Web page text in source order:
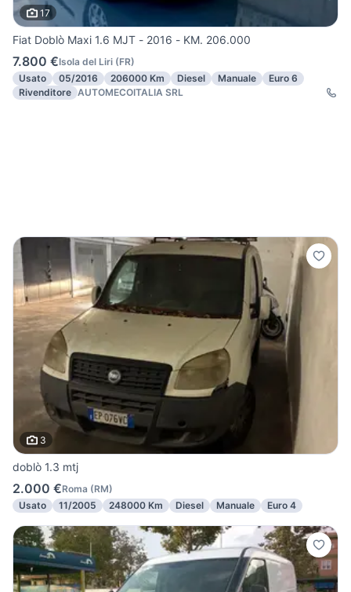
17
Fiat Doblò Maxi 1.6 MJT - 2016 - KM. 206.000
7.800 €Isola del Liri (FR)
Usato
05/2016 206000 Km Diesel Manuale
Euro 6
Rivenditore AUTOMECOITALIA SRL
3
doblò 1.3 mtj
2.000 €Roma (RM)
Usato
11/2005 248000 Km Diesel Manuale Euro 4